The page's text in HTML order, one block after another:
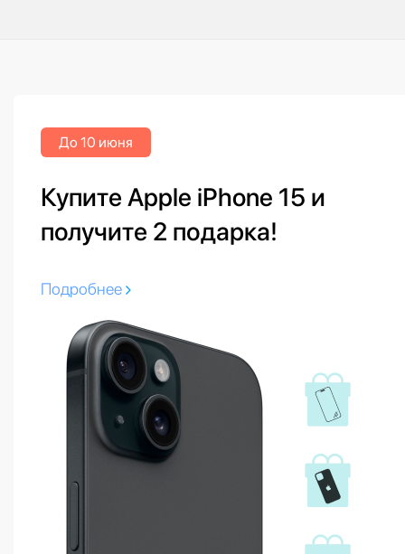
До 10 июня
Купите Apple iPhone 15 и
получите 2 подарка!
Подробнее